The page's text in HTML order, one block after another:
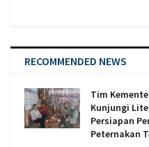
RECOMMENDED NEWS
Tim
Kunjungi
Persiapan
Peternakan